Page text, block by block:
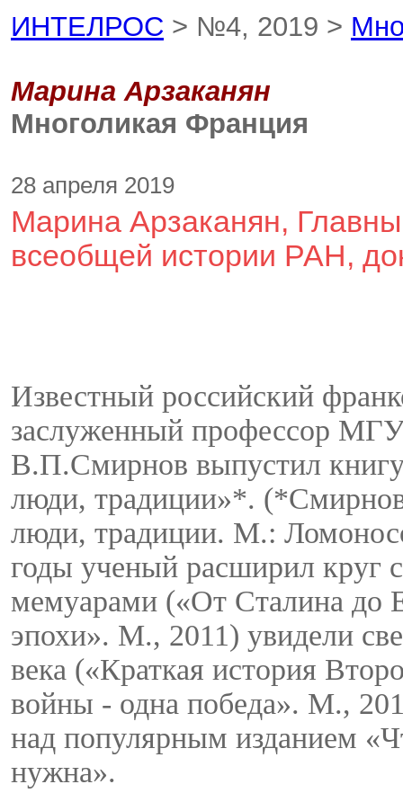
ИНТЕЛРОС > №4, 2019 >
Марина Арзаканян
Многоликая Франция
28 апреля 2019
Марина Арзаканян,
всеобщей истории РАН,
Известный российский
заслуженный профессор
В.П.Смирнов выпустил
люди, традиции»*.
люди, традиции. М.:
годы ученый расширил круг
мемуарами («От Сталина до
эпохи». М., 2011) увидели
века («Краткая история
войны - одна победа». М.,
над популярным изданием
нужна».